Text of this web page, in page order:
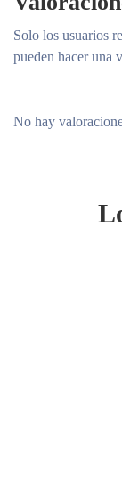
No hay
Solo los usuarios
pueden hacer una